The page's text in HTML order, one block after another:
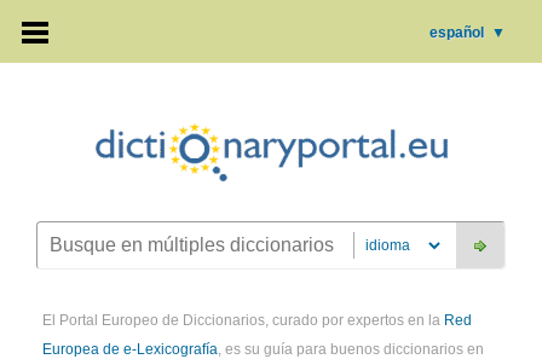
español ▼
El Portal Europeo de Diccionarios, curado por expertos en la Red
Europea de e-Lexicografía, es su guía para buenos diccionarios en